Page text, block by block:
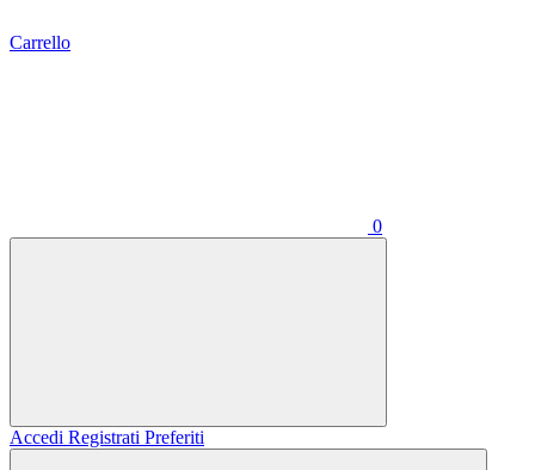
Carrello
0
Accedi Registrati Preferiti